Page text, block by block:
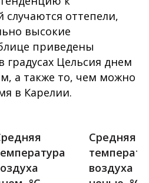
оттепели,
высокие
приведены
градусах Цельсия днем
а также то, чем можно
в Карелии.
Средняя
воздуха